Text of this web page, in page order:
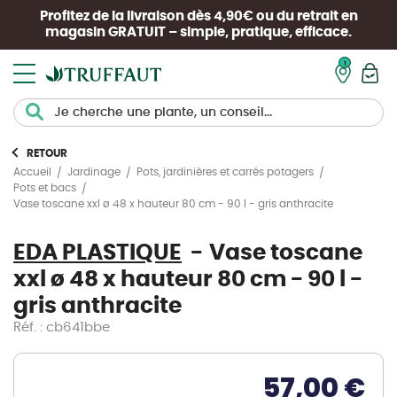
Profitez de la livraison dès 4,90€ ou du retrait en
magasin GRATUIT – simple, pratique, efficace.
RETOUR
Accueil
Jardinage
Pots, jardinières et carrés potagers
Pots et bacs
Vase toscane xxl ø 48 x hauteur 80 cm - 90 l - gris anthracite
EDA PLASTIQUE
Vase toscane
xxl ø 48 x hauteur 80 cm - 90 l -
gris anthracite
Réf. : cb641bbe
57,00 €